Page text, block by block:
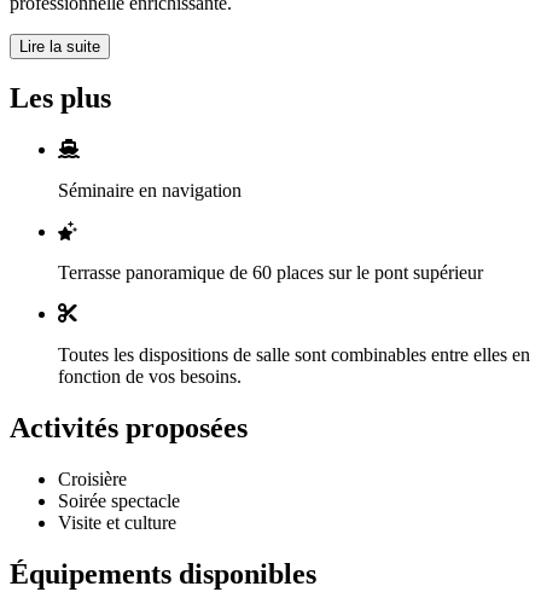
Lire la suite
Les plus
Séminaire en navigation
Terrasse panoramique de 60 places sur le pont supérieur
Toutes les dispositions de salle sont combinables entre elles en
fonction de vos besoins.
Activités proposées
Croisière
Soirée spectacle
Visite et culture
Équipements disponibles